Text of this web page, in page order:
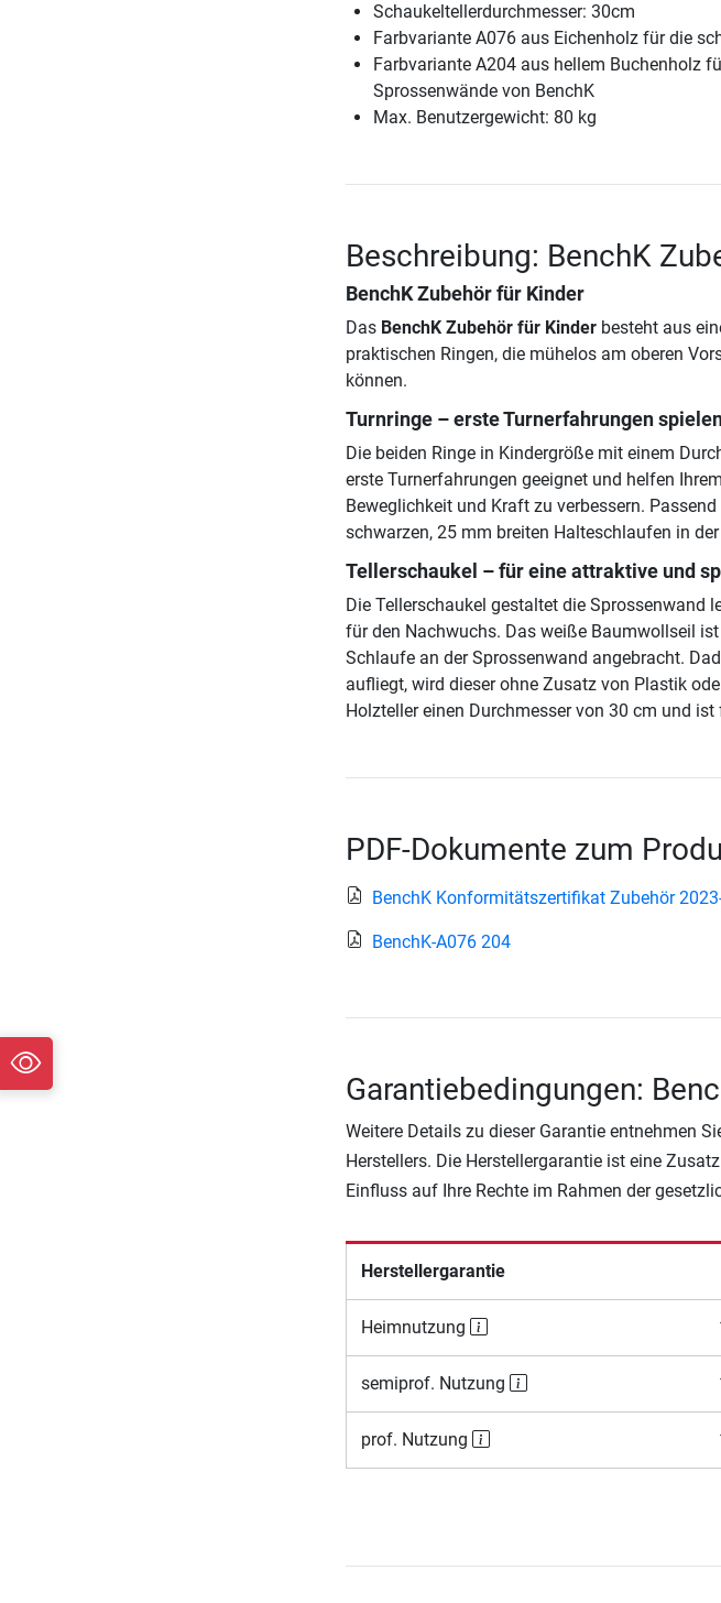
Schaukeltellerdurchmesser: 30cm
Farbvariante A076 aus Eichenholz für die
Farbvariante A204 aus hellem Buchenholz
Sprossenwände von BenchK
Max. Benutzergewicht: 80 kg
Beschreibung: BenchK
BenchK Zubehör für Kinder
Das BenchK Zubehör für Kinderbesteht aus
praktischen Ringen, die mühelos am oberen
können.
Turnringe – erste Turnerfahrungen
Die beiden Ringe in Kindergröße mit einem
erste Turnerfahrungen geeignet und helfen
Beweglichkeit und Kraft zu verbessern.
schwarzen, 25 mm breiten Halteschlaufen in
Tellerschaukel – für eine attraktive und
Die Tellerschaukel gestaltet die Sprossenwand
für den Nachwuchs. Das weiße Baumwollseil
Schlaufe an der Sprossenwand angebracht.
aufliegt, wird dieser ohne Zusatz von Plastik
Holzteller einen Durchmesser von 30 cm und
PDF-Dokumente zum
BenchK Konformitätszertifikat Zubehör
BenchK-A076 204
Garantiebedingungen:
Weitere Details zu dieser Garantie entnehmen
Herstellers. Die Herstellergarantie ist eine
Einfluss auf Ihre Rechte im Rahmen der
Herstellergarantie
Heimnutzung
semiprof. Nutzung
prof. Nutzung